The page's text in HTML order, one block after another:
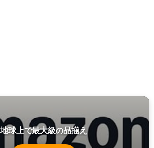
地球上で最大級の品揃え